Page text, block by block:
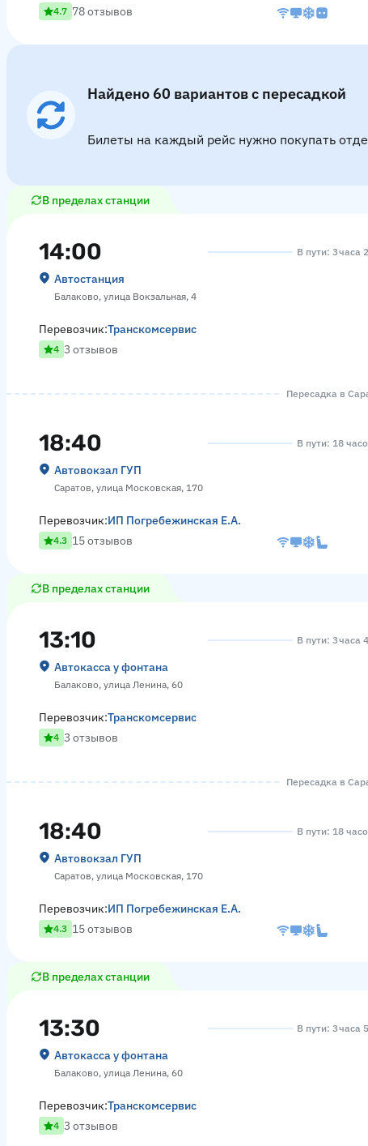
4.7 78 отзывов
Найдено 60 вариантов с пересадкой
Билеты на каждый рейс нужно покупать
В пределах станции
14:00
Автостанция
Балаково, улица Вокзальная, 4
В пути: 3 часа
Перевозчик:Транскомсервис
4 3 отзывов
Пересадка в
18:40
Автовокзал ГУП
Саратов, улица Московская, 170
В пути: 18
Перевозчик:ИП Погребежинская Е.А.
4.3 15 отзывов
В пределах станции
13:10
Автокасса у фонтана
Балаково, улица Ленина, 60
В пути: 3 часа
Перевозчик:Транскомсервис
4 3 отзывов
Пересадка в
18:40
Автовокзал ГУП
Саратов, улица Московская, 170
В пути: 18
Перевозчик:ИП Погребежинская Е.А.
4.3 15 отзывов
В пределах станции
13:30
Автокасса у фонтана
Балаково, улица Ленина, 60
В пути: 3 часа
Перевозчик:Транскомсервис
4 3 отзывов